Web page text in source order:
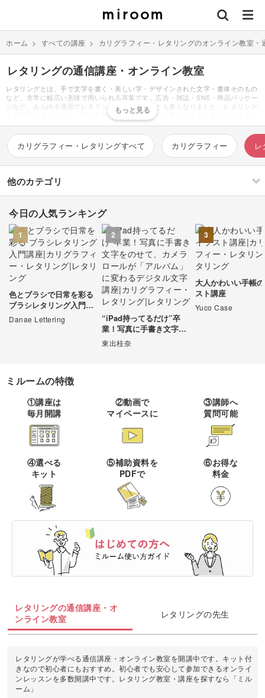
ホーム > すべての講座 > カリグラフィー・レタリングのオンライン教室・
レタリングの通信講座・オンライン教室
レタリングとは、手で文字を書く・美しい字・デザインされた文字・書体そのもの
など、非常に幅広い意味で用いられる言葉です。広告・雑誌・SNS・商品パッケー
ジなど、あらゆる場面でレタリングを目にすることも多くなりました。レタリング
を効果的に使うことで、同じ文章でも印象がガラリと変わります。色やイラストな
どと同様、カリグラフィーはデザインの印象を決める大きな要素の一つと言って良
いでしょう。おもに中学１年の美術の授業で、レタリングの書き方の基礎を学習し
ます。基本的な点画が含まれる漢字の「永」「村」などを、まずは練習することが
多いです。学んだことを応用すれば、アルファベット・数字を書くことも可能。ま
ずは正方形の枠組みを書き、その中に隙間なく文字を書きます。これを「ベタ組」
と呼んでいます。ゴシック体・明朝体など、それぞれの字体のルールに基づき、見
本を見ながら枠の中に書いていきます。いきなり輪郭を書くのではなく、まずは骨
組み、次に肉付けと、一つずつの工程を踏んでいきます。肉付けまでできたら、輪
郭線は定規を使用し濃く輪郭を縁取りましょう。最後は、輪郭をはみ出さないよう
が、授業では黒く濃く塗りつぶす練習をします。このように紙やボールペンなどで
書くイメージのあったレタリングですが、近年ではデジタルでも楽しめるようにな
ってきました。例えば、iPadアプリ「プロクリエイト」を使えば、手書きよりも簡
単におしゃれな文字が書けると人気があります。ガイドラインの表示・様々な種類
のブラシ・レイヤーを使ったなぞり書きなど、沢山の便利な機能が揃っています。
無料で使える「フォントアプリ」も非常に人気が高いです。難しい操作もなく、自
動でトリミング・ぼかし・レタリング文字の挿入ができます。誰でも簡単に、画像
をお洒落に加工が可能です。意識することは少ないかもしれませんが、レタリング
は自然と生活の中に溶け込んでいます。SNSの画像・街に貼られているポスターな
どに使われ、目にしない日は無いでしょう。視点を変えれば、レタリングができれ
ば自由に様々な作品を制作できるということです。大人の趣味としてはもちろん、
ポップやロゴ制作など実用的に活用できる場面も多いので、ぜひチャレンジしてみ
てはいかがでしょうか。
カリグラフィー・レタリングすべて カリグラフィー
他のカテゴリ
刺繍
すべて
伝統刺繍
その他刺繍
刺し子
クロスステッチ
オートクチュール刺繍
リボン刺繍
ビーズ刺繍
フランス刺繍
ソウタシエ
すべて
棒針編み
かぎ針編み
マクラメ
クラフトバンド
あみぐるみ
ソーイング
すべて
パッチワーク
和裁
洋裁
イラスト・絵画
すべて
デッサン
アクリル絵の具
アルコールインクアート
コピック
パステルアート
色鉛筆
水彩画
日本画
ミニチュア・クレイ
クラフト
ミニチュア雑貨
ドール
ネイル検定
スカルプネイル
ネイルケア
ジェルネイル
アクセサリー
プラバンアクセサリー
クレイ
レジンアクセサリー
ワイヤーアクセサリー
ビーズアクセサリー
すべて
キャンドルホルダー
マーブルキャンドル
スイーツキャンドル
ソイキャンドル
ジェルキャンドル
韓国キャンドル
サシェ
すべて
カリグラフィー
レタリング
絵付け・ペインティ
ング
すべて
ポーセラーツ
トールペイント
上絵付け
書道・ペン字
すべて
ペン字
筆文字
ペーパークラフト
すべて
ペーパーアート
ラッピング
折り紙
カルトナージュ
すべて
石鹸作り
羊毛フェルト
カービング
つまみ細工
水引
レザークラフト
消しゴムはんこ
ライフスタイル
すべて
整理収納・片付け
多肉植物
占い
フラワーアレンジメント
すべて
フィットネス
ダンス
ピラティス
クッキング
すべて
パン
和菓子
ビジネス
すべて
ブランディング
Webデザイン
カメラ・写真
カメラその他
カメラ基礎
画像編集ツール
今日の人気ランキング
1
色とブラシで日常を彩る
ブラシレタリング入門講
座
Danae Lettering
2
“iPad持ってるだけ”卒
業！写真に手書き文字を
のせて、カメラロールが
「アルバム」に変わるデ
東出桂奈
3
大人かわいい手帳
スト講座
Yuco Case
ミルームの特徴
①講座は
毎月開講
②動画で
マイペースに
③講師へ
質問可能
④選べる
キット
⑤補助資料を
PDFで
⑥お得な
料金
レタリングの通信講座・オ
ンライン教室
レタリングの先生
レタリングが学べる通信講座・オンライン教室を開講中です。キット付
きなので初心者にもおすすめ。初心者でも安心して参加できるオンライ
ンレッスンを多数開講中です。レタリング教室・講座を探すなら「ミル
ーム」